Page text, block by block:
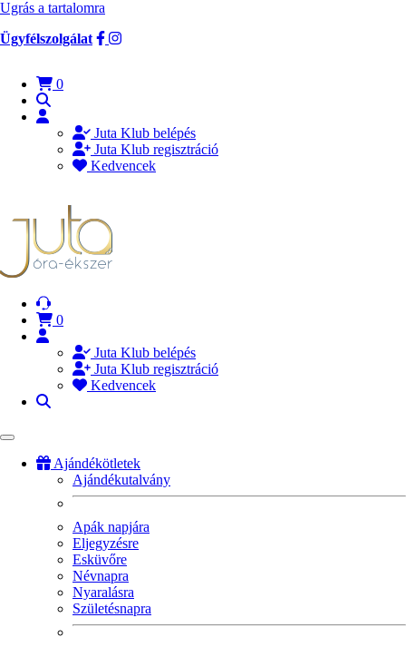
Ugrás a tartalomra
Ügyfélszolgálat
0
Juta Klub belépés
Juta Klub regisztráció
Kedvencek
0
Juta Klub belépés
Juta Klub regisztráció
Kedvencek
Ajándékötletek
Ajándékutalvány
Apák napjára
Eljegyzésre
Esküvőre
Névnapra
Nyaralásra
Születésnapra